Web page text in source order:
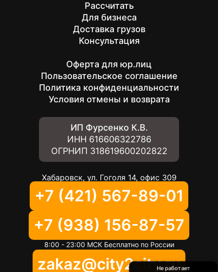
Рассчитать
Для бизнеса
Доставка грузов
Консультация
Оферта для юр.лиц
Пользовательское соглашение
Политика конфиденциальности
Условия отмены и возврата
ИП Фурсенко К.В.
ИНН 616606322786
ОГРНИП 318619600202822
Хабаровск, ул. Гоголя 14, офис 309
+7 (421) 567-89-01
+7 (938) 156-87-57
8:00 - 23:00 МСК Бесплатно по России
zakaz@city2city.ru
Не работает